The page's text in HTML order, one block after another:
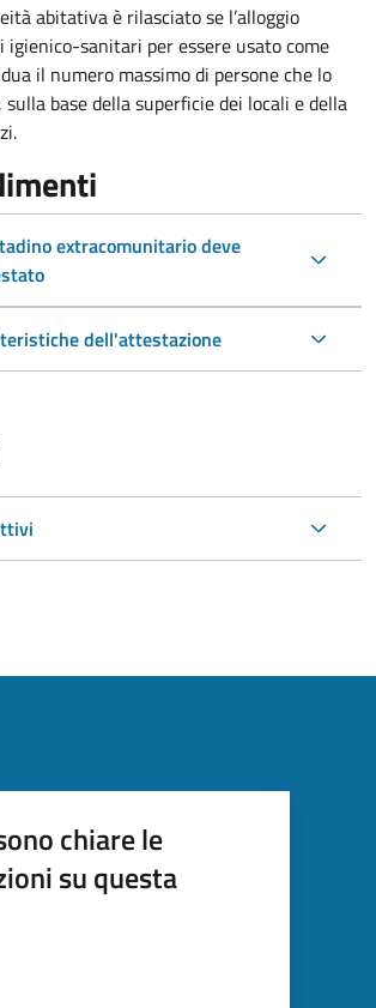
abitativa è rilasciato se l’alloggio
igienico-sanitari per essere usato come
il numero massimo di persone che lo
sulla base della superficie dei locali e della
extracomunitario deve
dell'attestazione
chiare le
su questa